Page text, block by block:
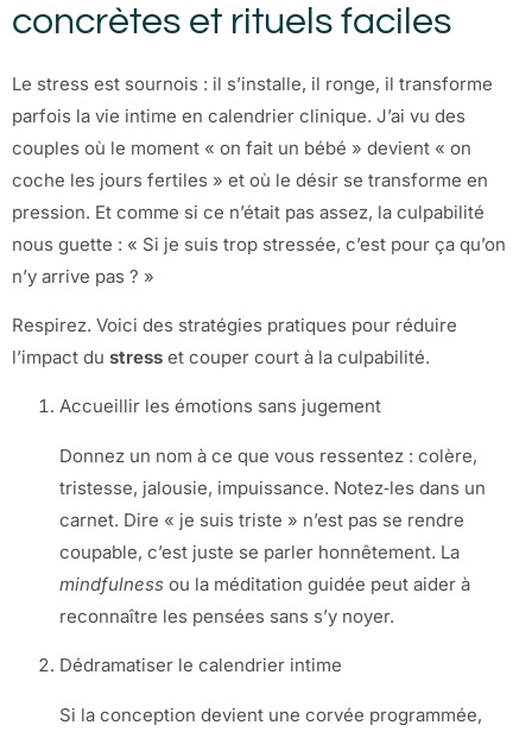
concrètes et rituels faciles
Le stress est sournois : il s’installe, il ronge, il transforme
parfois la vie intime en calendrier clinique. J’ai vu des
couples où le moment « on fait un bébé » devient « on
coche les jours fertiles » et où le désir se transforme en
pression. Et comme si ce n’était pas assez, la culpabilité
nous guette : « Si je suis trop stressée, c’est pour ça qu’on
n’y arrive pas ? »
Respirez. Voici des stratégies pratiques pour réduire
l’impact du stress et couper court à la culpabilité.
Accueillir les émotions sans jugement
Donnez un nom à ce que vous ressentez : colère,
tristesse, jalousie, impuissance. Notez‑les dans un
carnet. Dire « je suis triste » n’est pas se rendre
coupable, c’est juste se parler honnêtement. La
mindfulness ou la méditation guidée peut aider à
reconnaître les pensées sans s’y noyer.
Dédramatiser le calendrier intime
Si la conception devient une corvée programmée,